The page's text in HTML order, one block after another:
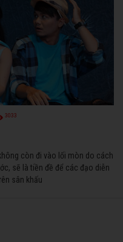
3033
còn đi vào lối mòn do cách
sẽ là tiền đề để các đạo diễn
sân khấu